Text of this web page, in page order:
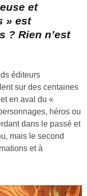
et
» est
? Rien n’est
éditeurs
sur des centaines
en aval du «
héros ou
dans le passé et
mais le second
et à